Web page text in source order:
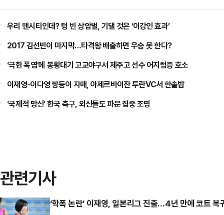
우리 맨시티인데? 텅 빈 상암벌, 기댈 것은 ‘이강인 효과’
2017 김선빈이 마지막…타격왕 배출하면 우승 못 한다?
‘극한 폭염’에 봉황대기 고교야구서 제주고 선수 어지럼증 호소
이재영-이다영 쌍둥이 자매, 아제르바이잔 투란VC서 한솥밥
‘국제적 망신’ 한국 축구, 외신들도 파문 집중 조명
관련기사
‘학폭 논란’ 이재영, 일본리그 진출…4년 만에 코트 복